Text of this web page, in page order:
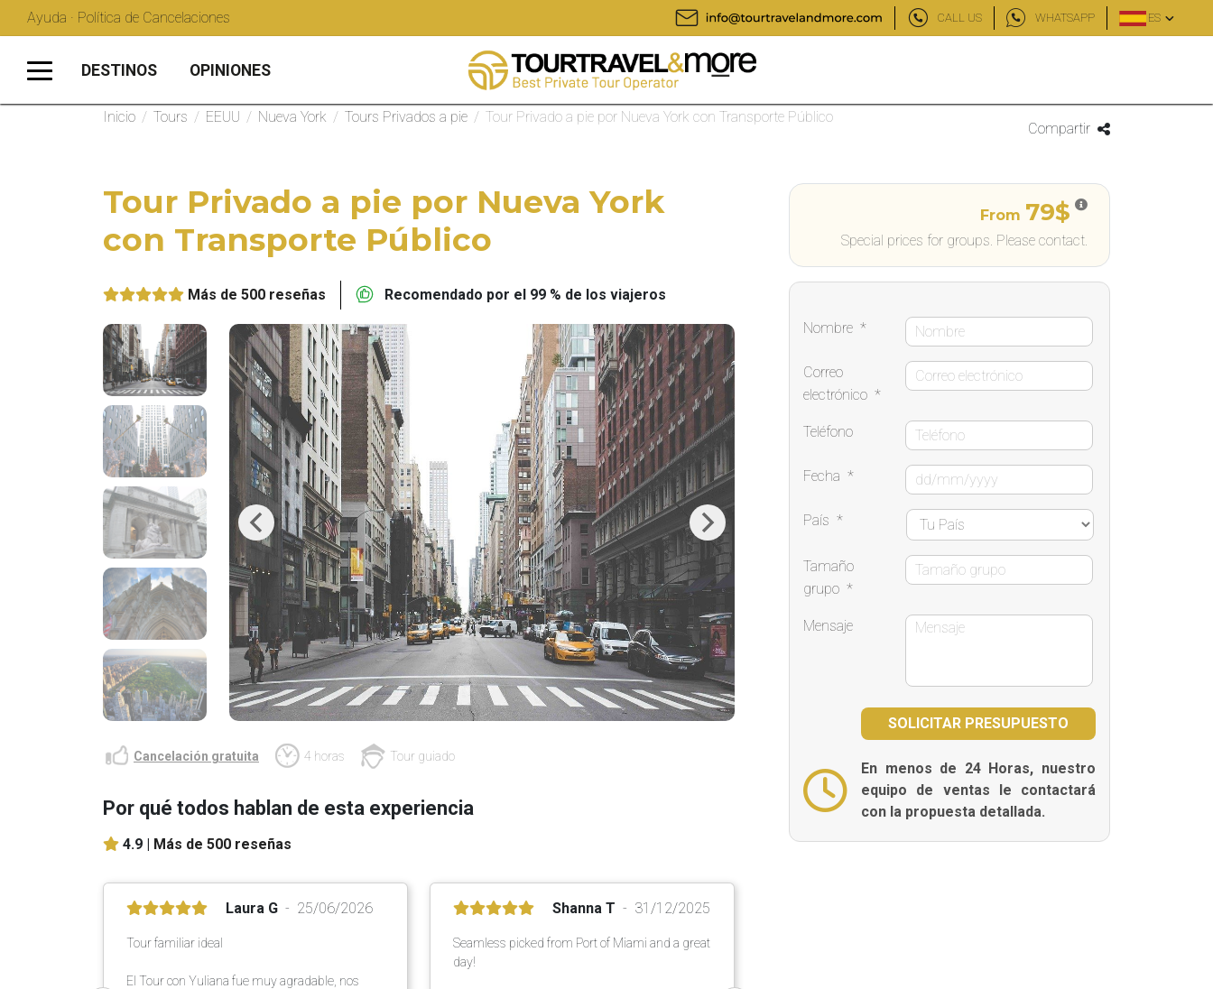
Ayuda · Política de Cancelaciones CALL US WHATSAPP ES
DESTINOS OPINIONES
Inicio / Tours / EEUU / Nueva York / Tours Privados a pie / Tour Privado a pie por Nueva York con Transporte Público
Compartir
Tour Privado a pie por Nueva York
con Transporte Público
Más de 500 reseñas Recomendado por el 99 % de los viajeros
Previous Next
Cancelación gratuita 4 horas Tour guiado
Por qué todos hablan de esta experiencia
4.9 | Más de 500 reseñas
Laura G 25/06/2026
Tour familiar ideal
El Tour con Yuliana fue muy agradable, nos
Shanna T 31/12/2025
Seamless picked from Port of Miami and a great
day!
From 79$
Special prices for groups. Please contact.
Nombre *
Correo
electrónico *
Teléfono
Fecha *
País *
Tamaño
grupo *
Mensaje
En menos de 24 Horas, nuestro
equipo de ventas le contactará
con la propuesta detallada.